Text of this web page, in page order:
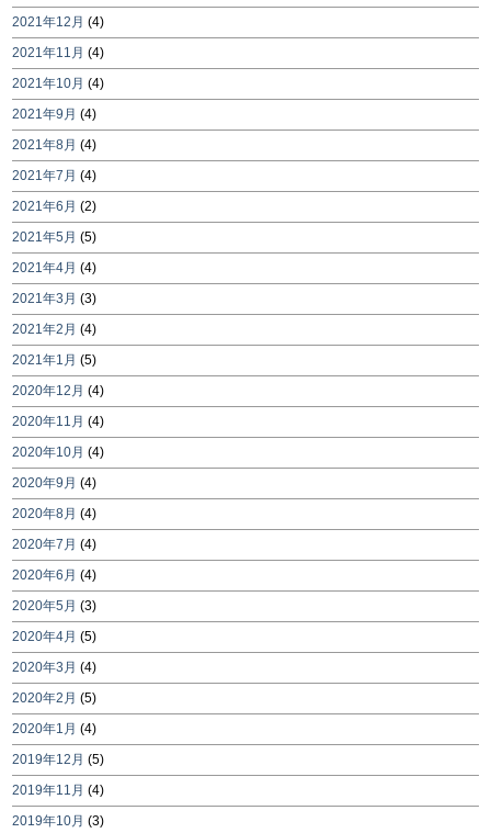
2021年12月 (4)
2021年11月 (4)
2021年10月 (4)
2021年9月 (4)
2021年8月 (4)
2021年7月 (4)
2021年6月 (2)
2021年5月 (5)
2021年4月 (4)
2021年3月 (3)
2021年2月 (4)
2021年1月 (5)
2020年12月 (4)
2020年11月 (4)
2020年10月 (4)
2020年9月 (4)
2020年8月 (4)
2020年7月 (4)
2020年6月 (4)
2020年5月 (3)
2020年4月 (5)
2020年3月 (4)
2020年2月 (5)
2020年1月 (4)
2019年12月 (5)
2019年11月 (4)
2019年10月 (3)